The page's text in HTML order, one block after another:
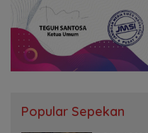
Popular Sepekan